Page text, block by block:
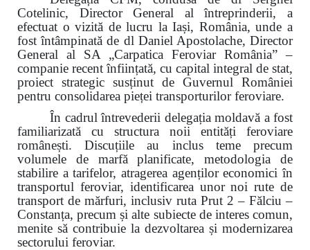
Cotelinic, Director General al întreprinderii, a
efectuat o vizită de lucru la Iași, România, unde a
fost întâmpinată de dl Daniel Apostolache, Director
General al SA „Carpatica Feroviar România” –
companie recent înființată, cu capital integral de stat,
proiect strategic susținut de Guvernul României
pentru consolidarea pieței transporturilor feroviare.
În cadrul întrevederii delegația moldavă a fost
familiarizată cu structura noii entități feroviare
românești. Discuțiile au inclus teme precum
volumele de marfă planificate, metodologia de
stabilire a tarifelor, atragerea agenților economici în
transportul feroviar, identificarea unor noi rute de
transport de mărfuri, inclusiv ruta Prut 2 – Fălciu –
Constanța, precum și alte subiecte de interes comun,
menite să contribuie la dezvoltarea și modernizarea
sectorului feroviar.